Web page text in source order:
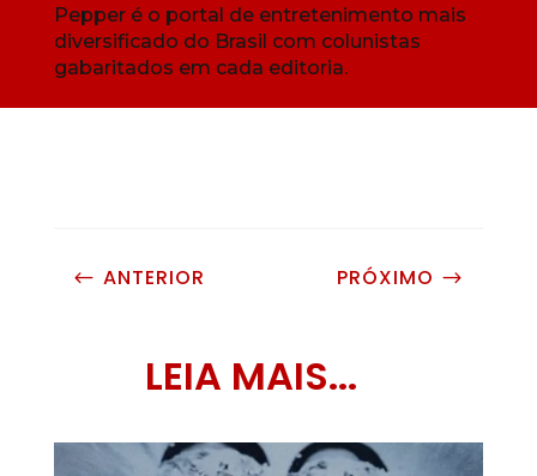
Pepper é o portal de entretenimento mais
diversificado do Brasil com colunistas
gabaritados em cada editoria.
# ANTERIOR PRÓXIMO $
LEIA MAIS...